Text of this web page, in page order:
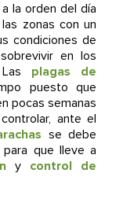
la orden del día
zonas con un
condiciones de
en los
plagas de
puesto que
pocas semanas
ante el
se debe
para que lleve a
ycontrol de